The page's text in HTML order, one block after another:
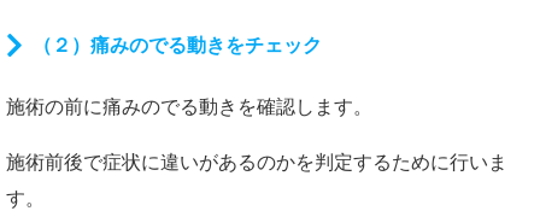
（２）痛みのでる動きをチェック
施術の前に痛みのでる動きを確認します。
施術前後で症状に違いがあるのかを判定するために行いま
す。